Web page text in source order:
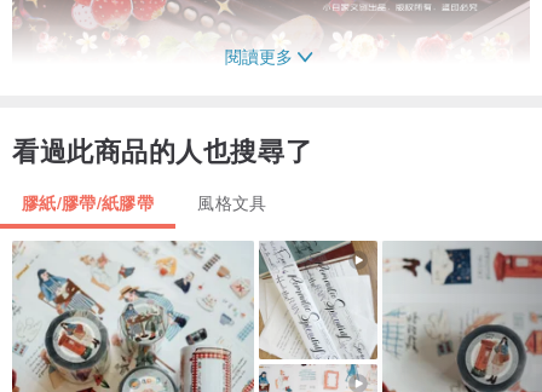
閱讀更多
看過此商品的人也搜尋了
膠紙/膠帶/紙膠帶 風格文具